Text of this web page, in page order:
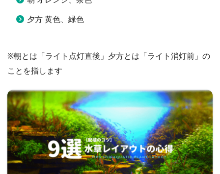
夕方 黄色、緑色
※朝とは「ライト点灯直後」夕方とは「ライト消灯前」の
ことを指します